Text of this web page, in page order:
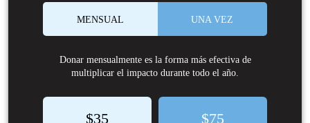
MENSUAL UNA VEZ
Donar mensualmente es la forma más efectiva de
multiplicar el impacto durante todo el año.
$35 $75